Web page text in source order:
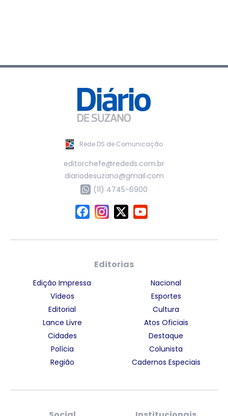
Rede DS de Comunicação
editorchefe@rededs.com.br
diariodesuzano@gmail.com
(11) 4745-6900
Editorias
Edição Impressa
Vídeos
Editorial
Lance Livre
Cidades
Polícia
Região
Nacional
Esportes
Cultura
Atos Oficiais
Destaque
Colunista
Cadernos Especiais